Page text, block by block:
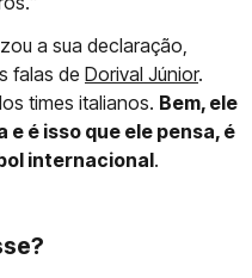
a sua declaração,
falas de Dorival Júnior.
times italianos. Bem, ele
é isso que ele pensa, é
internacional.